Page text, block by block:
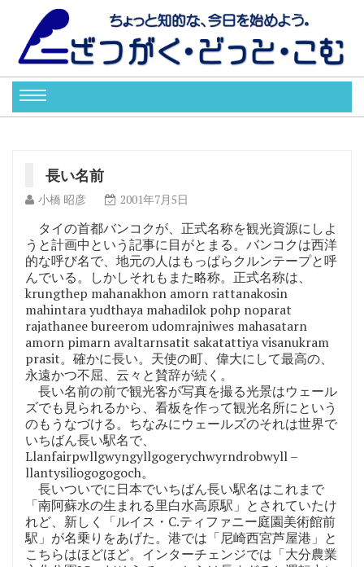
長い名前
小橋 昭彦 2001年7月5日
タイの首都バンコクが、正式名称を観光資源にしよ
うと計画中という記事に目がとまる。バンコクは西洋
的な呼び名で、地元の人はもっぱらクルンテープと呼
んでいる。しかしそれもまた略称。正式名称は、
krungthep mahanakhon amorn rattanakosin
mahintara yudthaya mahadilok pohp noparat
rajathanee bureerom udomrajniwes mahasatarn
amorn pimarn avaltarnsatit sakatattiya visanukram
prasit。確かに長い。天使の町、偉大にして最高の、
永遠かつ不屈、云々と賛辞が続く。
長い名前の前で観光客が写真を撮る光景はウェール
ズでも見られるから、看板を作って観光名所にという
のもうなづける。ちなみにウェールズのそれは世界で
いちばん長い駅名で、
Llanfairpwllgwyngyllgogerychwyrndrobwyll –
llantysiliogogogoch。
長いついでに日本でいちばん長い駅名はこれまで
「南阿蘇水の生まれる里白水高原駅」とされていたけ
れど、新しく「ルイス・C.ティファニー庭園美術館前
駅」が名乗りをあげた。港では「尼崎西宮芦屋港」と
こちらはほどほど。インターチェンジでは「大分農業